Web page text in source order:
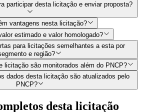
participar desta licitação e enviar proposta?
vantagens nesta licitação?
estimado e valor homologado?
para licitações semelhantes a esta por
e região?
licitação são monitorados além do PNCP?
dados desta licitação são atualizados pelo
PNCP?
desta licitação